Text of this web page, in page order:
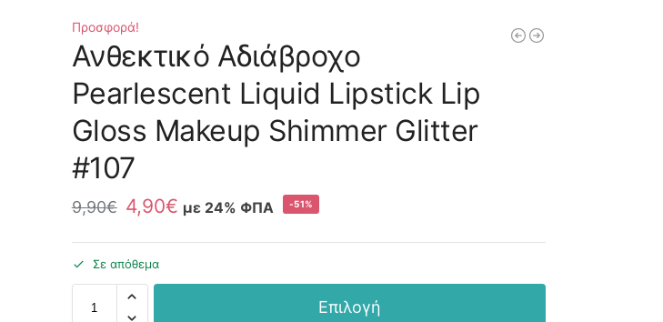
Προσφορά!
Ανθεκτικό Αδιάβροχο
Pearlescent Liquid Lipstick Lip
Gloss Makeup Shimmer Glitter
#107
9,90€ 4,90€ με 24% ΦΠΑ -51%
Σε απόθεμα
Επιλογή